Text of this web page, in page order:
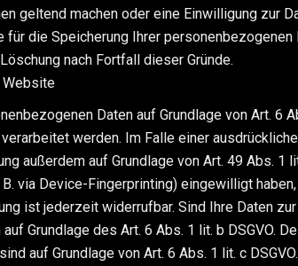
geltend machen oder eine Einwilligung zur
die Speicherung Ihrer personenbezogenen
nach Fortfall dieser Gründe.
Website
Daten auf Grundlage von Art. 6
werden. Im Falle einer
außerdem auf Grundlage von Art. 49 Abs. 1
via Device-Fingerprinting) eingewilligt
ist jederzeit widerrufbar. Sind Ihre Daten
Grundlage des Art. 6 Abs. 1 lit. b DSGVO.
auf Grundlage von Art. 6 Abs. 1 lit. c